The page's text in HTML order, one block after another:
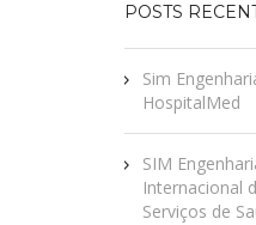
POSTS
Sim
HospitalMed
SIM
Internacional
Serviços de